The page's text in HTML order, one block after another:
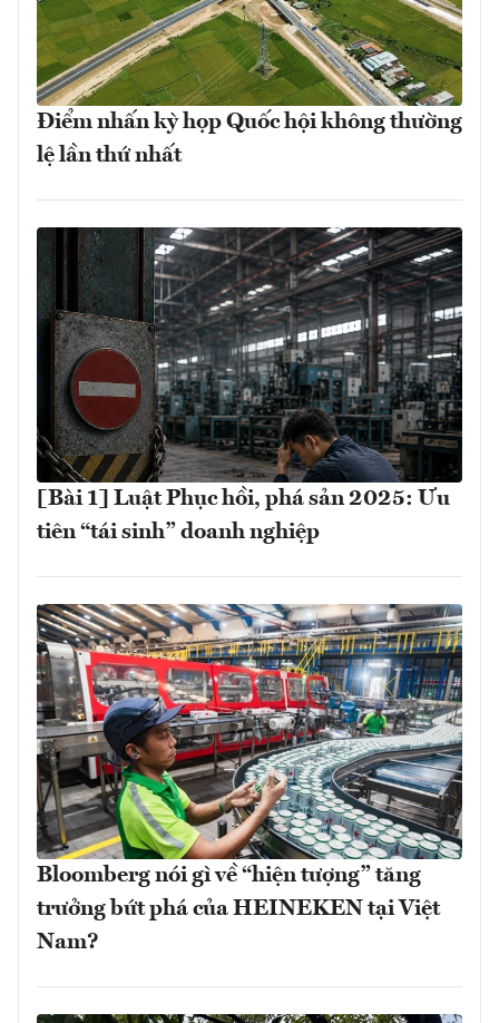
Điểm nhấn kỳ họp Quốc hội không thường
lệ lần thứ nhất
[Bài 1] Luật Phục hồi, phá sản 2025: Ưu
tiên “tái sinh” doanh nghiệp
Bloomberg nói gì về “hiện tượng” tăng
trưởng bứt phá của HEINEKEN tại Việt
Nam?